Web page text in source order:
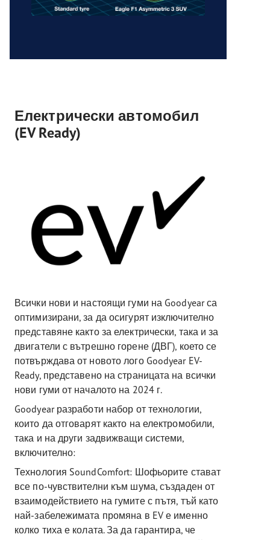
Електрически автомобил
(EV Ready)
Всички нови и настоящи гуми на Goodyear са
оптимизирани, за да осигурят изключително
представяне както за електрически, така и за
двигатели с вътрешно горене (ДВГ), което се
потвърждава от новото лого Goodyear EV-
Ready, представено на страницата на всички
нови гуми от началото на 2024 г.
Goodyear разработи набор от технологии,
които да отговарят както на електромобили,
така и на други задвижващи системи,
включително:
Технология SoundComfort: Шофьорите стават
все по-чувствителни към шума, създаден от
взаимодействието на гумите с пътя, тъй като
най-забележимата промяна в EV е именно
колко тиха е колата. За да гарантира, че